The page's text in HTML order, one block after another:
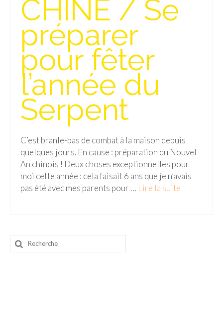
Kamakura
Kyoto
Mont Fuji
Nikko
Tokyo
Malaisie
Cameron Highlands
Penang
Singapour
Hanoi
CHINE / Se
préparer
pour fêter
l’année du
Serpent
C’est branle-bas de combat à la maison depuis
quelques jours. En cause : préparation du Nouvel
An chinois ! Deux choses exceptionnelles pour
moi cette année : cela faisait 6 ans que je n’avais
pas été avec mes parents pour … Lire la suite­­
Rechercher
: